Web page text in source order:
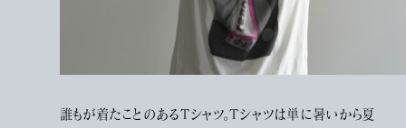
誰もが着たことのあるTシャツ。Tシャツは単に暑いから夏